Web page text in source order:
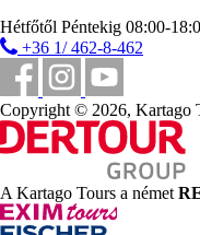
Hétfőtől Péntekig 08:00-
+36 1/ 462-8-462
Copyright © 2026, Kartago
A Kartago Tours a német